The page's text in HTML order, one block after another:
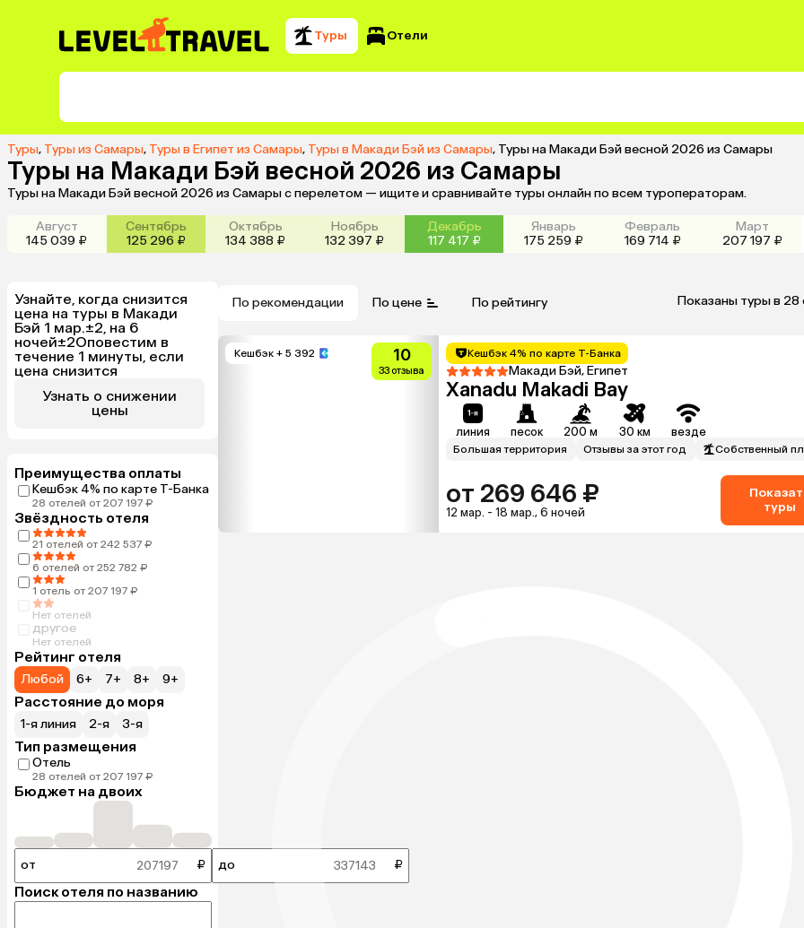
Туры Отели
Туры, Туры из Самары, Туры в Египет из Самары, Туры в Макади Бэй из Самары, Туры на Макади Бэй весной 2026 из Самары
Туры на Макади Бэй весной 2026 из Самары
Туры на Макади Бэй весной 2026 из Самары с перелетом — ищите и сравнивайте туры онлайн по всем туроператорам.
Август
145 039 ₽
Сентябрь
125 296 ₽
Октябрь
134 388 ₽
Ноябрь
132 397 ₽
Декабрь
117 417 ₽
Январь
175 259 ₽
Февраль
169 714 ₽
Март
207 197 ₽
Узнайте, когда снизится
цена на туры в Макади
Бэй 1 мар.±2, на 6
ночей±2Оповестим в
течение 1 минуты, если
цена снизится
Узнать о снижении
цены
Преимущества оплаты
Кешбэк 4% по карте Т-Банка
28 отелей от 207 197 ₽
Звёздность отеля
21 отелей от 242 537 ₽
6 отелей от 252 782 ₽
1 отель от 207 197 ₽
Нет отелей
другое
Нет отелей
Рейтинг отеля
Любой 6+ 7+ 8+ 9+
Расстояние до моря
1-я линия 2-я 3-я
Тип размещения
Отель
28 отелей от 207 197 ₽
Бюджет на двоих
от ₽ до ₽
Поиск отеля по названию
По рекомендации По цене По рейтингу Показаны туры в 28
Кешбэк + 5 392 10
33 отзыва
Кешбэк 4% по карте Т-Банка
Макади Бэй, Египет
Xanadu Makadi Bay
линия песок 200 м 30 км везде
Большая территория Отзывы за этот год Собственный
от 269 646 ₽
12 мар. - 18 мар., 6 ночей
туры